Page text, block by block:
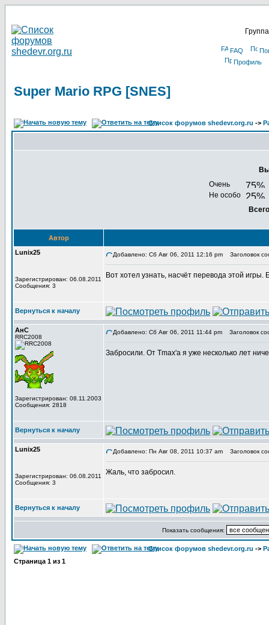
FAQ
Профиль
Super Mario RPG [SNES]
Список форумов shedevr.org.ru ->
Очень
Не особо
Автор
Lunix25
Зарегистрирован: 06.08.2011
Сообщения: 3
Добавлено: Сб Авг 06, 2011 12:16 pm Заголовок
Вот хотел узнать, насчёт перевода этой
Вернуться к началу
АнС
RRC2008
Зарегистрирован: 08.11.2003
Сообщения: 2818
Добавлено: Сб Авг 06, 2011 11:44 pm Заголовок
Забросили. От Tmax'а я уже несколько лет
Вернуться к началу
Lunix25
Зарегистрирован: 06.08.2011
Сообщения: 3
Добавлено: Пн Авг 08, 2011 10:37 am Заголовок
Жаль, что забросил.
Вернуться к началу
Показать сообщения:
Список форумов shedevr.org.ru ->
Страница 1 из 1